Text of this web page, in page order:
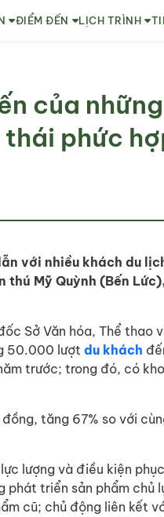
ĐIỂM ĐẾN LỊCH TRÌNH
của
phức
với nhiều khách du
Mỹ Quỳnh (Bến
Sở Văn hóa, Thể thao
50.000 lượt du khách
trước; trong đó, có
tăng 67% so với
lượng và điều kiện
phát triển sản phẩm chủ
cũ; chủ động liên kết